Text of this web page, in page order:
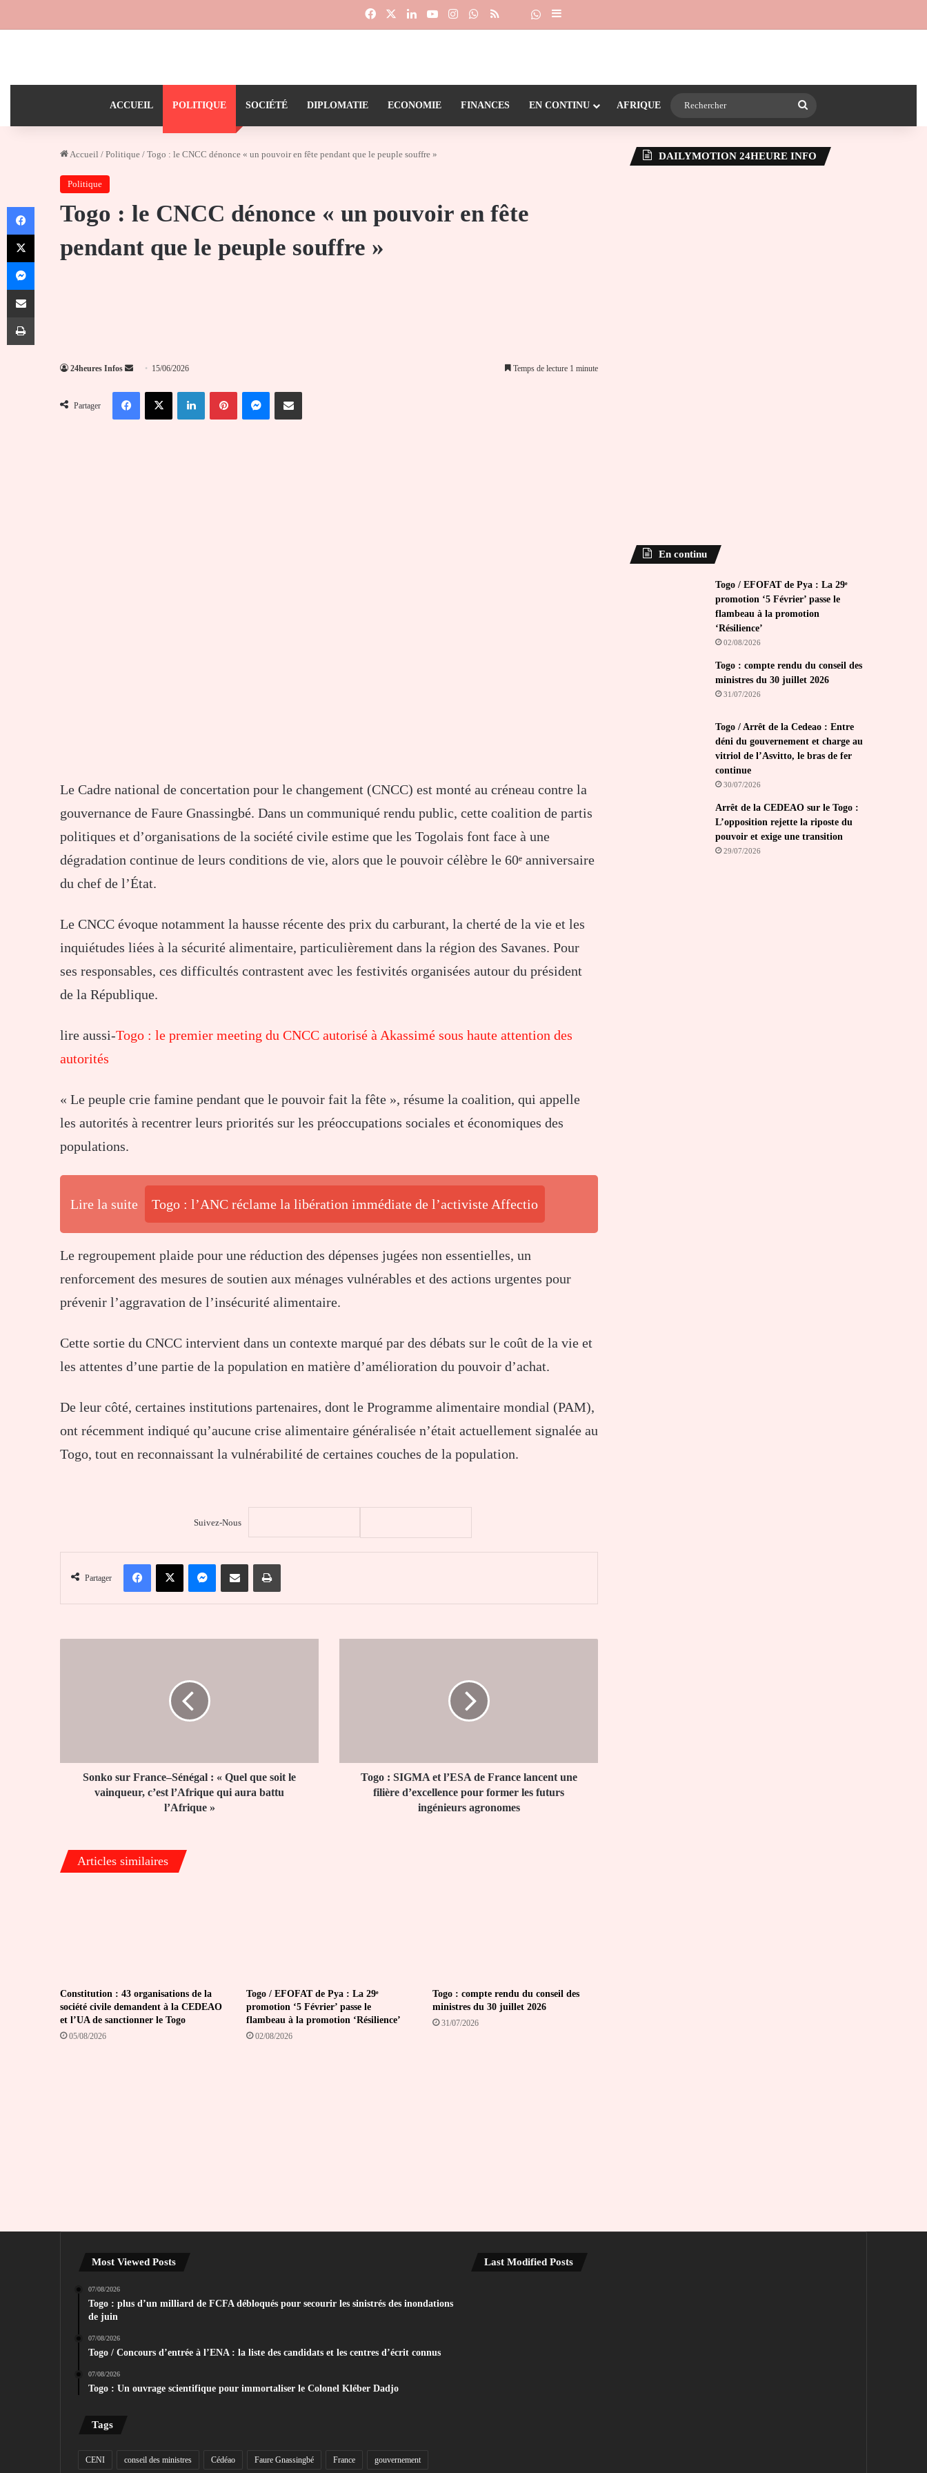
FacebookLinkedinYouTubeInstagramWhatsApp
RSS Dailymotion
Suivre la chaîne 24heureinfo sur WhatsApp
Sidebar (barre latérale)
ACCUEIL POLITIQUE SOCIÉTÉ DIPLOMATIE ECONOMIE FINANCES EN CONTINU AFRIQUE
Accueil / Politique / Togo : le CNCC dénonce « un pouvoir en fête pendant que le peuple souffre »
Politique
Togo : le CNCC dénonce « un pouvoir en fête
pendant que le peuple souffre »
24heures Infos
Envoyer
courriel
15/06/2026 Temps de lecture 1 minute
Partager
FacebookX LinkedinPinterestMessengerPartager par email
Le Cadre national de concertation pour le changement (CNCC) est monté au créneau contre la
gouvernance de Faure Gnassingbé. Dans un communiqué rendu public, cette coalition de partis
politiques et d’organisations de la société civile estime que les Togolais font face à une
dégradation continue de leurs conditions de vie, alors que le pouvoir célèbre le 60ᵉ anniversaire
du chef de l’État.
Le CNCC évoque notamment la hausse récente des prix du carburant, la cherté de la vie et les
inquiétudes liées à la sécurité alimentaire, particulièrement dans la région des Savanes. Pour
ses responsables, ces difficultés contrastent avec les festivités organisées autour du président
de la République.
lire aussi-Togo : le premier meeting du CNCC autorisé à Akassimé sous haute attention des
autorités
« Le peuple crie famine pendant que le pouvoir fait la fête », résume la coalition, qui appelle
les autorités à recentrer leurs priorités sur les préoccupations sociales et économiques des
populations.
Lire la suite Togo : l’ANC réclame la libération immédiate de l’activiste Affectio
Le regroupement plaide pour une réduction des dépenses jugées non essentielles, un
renforcement des mesures de soutien aux ménages vulnérables et des actions urgentes pour
prévenir l’aggravation de l’insécurité alimentaire.
Cette sortie du CNCC intervient dans un contexte marqué par des débats sur le coût de la vie et
les attentes d’une partie de la population en matière d’amélioration du pouvoir d’achat.
De leur côté, certaines institutions partenaires, dont le Programme alimentaire mondial (PAM),
ont récemment indiqué qu’aucune crise alimentaire généralisée n’était actuellement signalée au
Togo, tout en reconnaissant la vulnérabilité de certaines couches de la population.
Suivez-Nous
Partager
FacebookX MessengerPartager par email Imprimer
soit
vainqueur,
aura
battu
Sonko sur France–Sénégal : « Quel que soit le
vainqueur, c’est l’Afrique qui aura battu
l’Afrique »
une
d’excellence
Togo : SIGMA et l’ESA de France lancent une
filière d’excellence pour former les futurs
ingénieurs agronomes
Articles similaires
Constitution : 43 organisations de la
société civile demandent à la CEDEAO
et l’UA de sanctionner le Togo
05/08/2026
Togo / EFOFAT de Pya : La 29ᵉ
promotion ‘5 Février’ passe le
flambeau à la promotion ‘Résilience’
02/08/2026
Togo : compte rendu du conseil des
ministres du 30 juillet 2026
31/07/2026
DAILYMOTION 24HEURE INFO
En continu
Togo / EFOFAT de Pya : La 29ᵉ
promotion ‘5 Février’ passe le
flambeau à la promotion
‘Résilience’
02/08/2026
Togo : compte rendu du conseil des
ministres du 30 juillet 2026
31/07/2026
Togo / Arrêt de la Cedeao : Entre
déni du gouvernement et charge au
vitriol de l’Asvitto, le bras de fer
continue
30/07/2026
Arrêt de la CEDEAO sur le Togo :
L’opposition rejette la riposte du
pouvoir et exige une transition
29/07/2026
Most Viewed Posts
07/08/2026
Togo : plus d’un milliard de FCFA débloqués pour secourir les sinistrés des inondations
de juin
07/08/2026
Togo / Concours d’entrée à l’ENA : la liste des candidats et les centres d’écrit connus
07/08/2026
Togo : Un ouvrage scientifique pour immortaliser le Colonel Kléber Dadjo
Tags
CENI conseil des ministres Cédéao Faure Gnassingbé France gouvernement
Last Modified Posts
Facebook
X
Messenger
Partager par email